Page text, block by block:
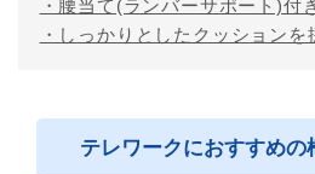
・腰当て(ランバーサポート)付
・しっかりとしたクッション
テレワークにおすすめの